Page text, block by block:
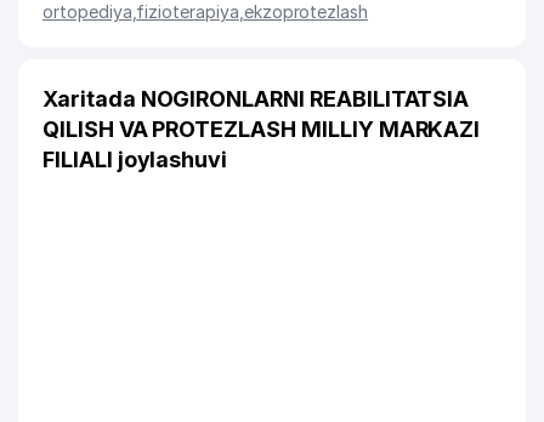
ortopediya fizioterapiya ekzoprotezlash
Xaritada NOGIRONLARNI REABILITATSIA
QILISH VA PROTEZLASH MILLIY MARKAZI
FILIALI joylashuvi